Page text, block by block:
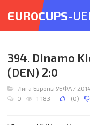
EUROCUPS-
394. Dinamo
(DEN) 2:0
Лига Европы УЕФА /
0
1 183 (0)